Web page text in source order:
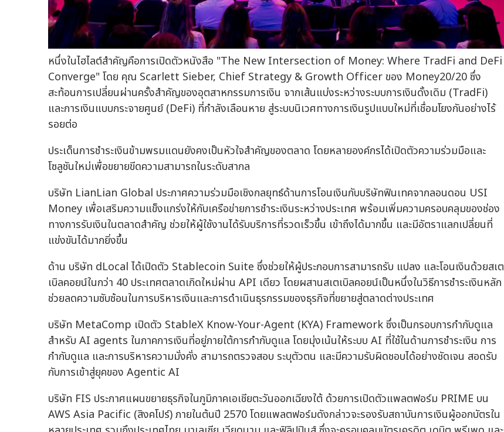
หนึ่งในไฮไลต์สำคัญคือการเปิดตัวหนังสือ "The New Intersection of Money: Where TradFi and DeFi
Converge" โดย คุณ Scarlett Sieber, Chief Strategy & Growth Officer ของ Money20/20 ซึ่ง
สะท้อนการเปลี่ยนผ่านครั้งสำคัญของอุตสาหกรรมการเงิน จากเส้นแบ่งระหว่างระบบการเงินดั้งเดิม (TradFi)
และการเงินแบบกระจายศูนย์ (DeFi) ที่กำลังเลือนหาย สู่ระบบนิเวศทางการเงินรูปแบบใหม่ที่เชื่อมโยงกันอย่างไร้
รอยต่อ
ประเด็นการชำระเงินข้ามพรมแดนยังคงเป็นหัวใจสำคัญของตลาด โดยหลายองค์กรได้เปิดตัวความร่วมมือและ
โซลูชันใหม่เพื่อขยายขีดความสามารถในระดับสากล
บริษัท LianLian Global ประกาศความร่วมมือเชิงกลยุทธ์ด้านการโอนเงินกับบริษัทฟินเทคจากลอนดอน USI
Money เพื่อเสริมความแข็งแกร่งให้กับเครือข่ายการชำระเงินระหว่างประเทศ พร้อมเพิ่มความครอบคลุมของช่อง
ทางการรับเงินในตลาดสำคัญ ช่วยให้ผู้ใช้งานได้รับบริการที่รวดเร็วขึ้น เข้าถึงได้มากขึ้น และมีอัตราแลกเปลี่ยนที่
แข่งขันได้มากยิ่งขึ้น
ด้าน บริษัท dLocal ได้เปิดตัว Stablecoin Suite ซึ่งช่วยให้ผู้ประกอบการสามารถรับ แปลง และโอนเงินด้วยสเต
เบิลคอยน์ในกว่า 40 ประเทศตลาดเกิดใหม่ผ่าน API เดียว โดยผสานสเตเบิลคอยน์เป็นหนึ่งในวิธีการชำระเงินหลัก
ช่วยลดความซับซ้อนในการบริหารเงินและการดำเนินธุรกรรมของธุรกิจที่ขยายสู่ตลาดต่างประเทศ
บริษัท MetaComp เปิดตัว StableX Know-Your-Agent (KYA) Framework ซึ่งเป็นกรอบการกำกับดูแล
สำหรับ AI agents ในภาคการเงินที่อยู่ภายใต้การกำกับดูแล โดยมุ่งเน้นให้ระบบ AI ที่ใช้ในด้านการชำระเงิน การ
กำกับดูแล และการบริหารความมั่งคั่ง สามารถตรวจสอบ ระบุตัวตน และมีความรับผิดชอบได้อย่างชัดเจน สอดรับ
กับการเข้าสู่ยุคของ Agentic AI
บริษัท FIS ประกาศแผนขยายธุรกิจในภูมิภาคเอเชียตะวันออกเฉียงใต้ ด้วยการเปิดตัวแพลตฟอร์ม PRIME บน
AWS Asia Pacific (สิงคโปร์) ภายในต้นปี 2570 โดยแพลตฟอร์มดังกล่าวจะรองรับสถาบันการเงินผู้ออกบัตรใน